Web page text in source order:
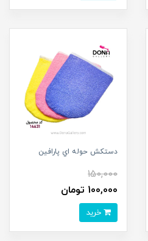
دستکش حوله اي پارافين
150,000
100,000 تومان